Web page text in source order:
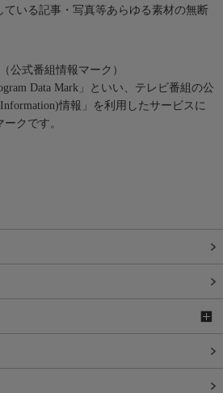
ている記事・写真等あらゆる素材の無断
公式番組情報マーク）
Data Mark」といい、テレビ番組の公
情報」を利用したサービスに
クです。